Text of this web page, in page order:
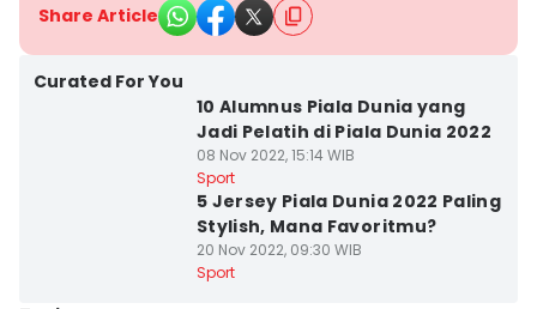
Share Article
Curated For You
10 Alumnus Piala Dunia yang
Jadi Pelatih di Piala Dunia 2022
08 Nov 2022, 15:14 WIB
Sport
5 Jersey Piala Dunia 2022 Paling
Stylish, Mana Favoritmu?
20 Nov 2022, 09:30 WIB
Sport